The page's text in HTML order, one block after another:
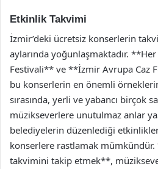
Etkinlik Takvimi
İzmir’deki ücretsiz konserlerin
aylarında yoğunlaşmaktadır.
Festivali** ve **İzmir Avrupa Caz
bu konserlerin en önemli
sırasında, yerli ve yabancı birçok
müzikseverlere unutulmaz anlar
belediyelerin düzenlediği
konserlere rastlamak
takvimini takip etmek**,